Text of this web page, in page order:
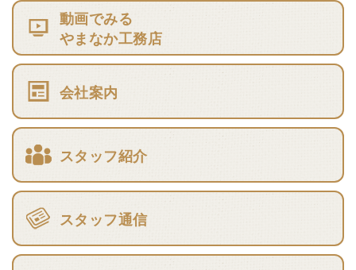
動画でみる
やまなか工務店
会社案内
スタッフ紹介
スタッフ通信